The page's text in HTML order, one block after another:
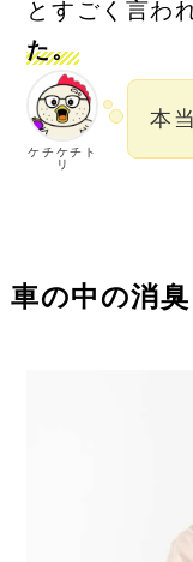
とすごく言わ
た。
ケチケチト
リ
本
車の中の消